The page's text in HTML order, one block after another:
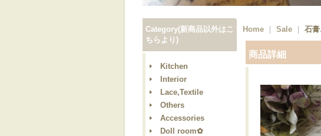
Category(新商品以外はこ
ちらより)
Kitchen
Interior
Lace,Textile
Others
Accessories
Doll room✿
Home Sale 石
商品詳細